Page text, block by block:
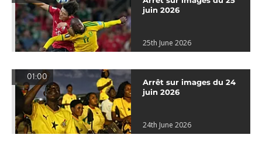
juin 2026
25th June 2026
01:00
Arrêt sur images du 24
juin 2026
24th June 2026